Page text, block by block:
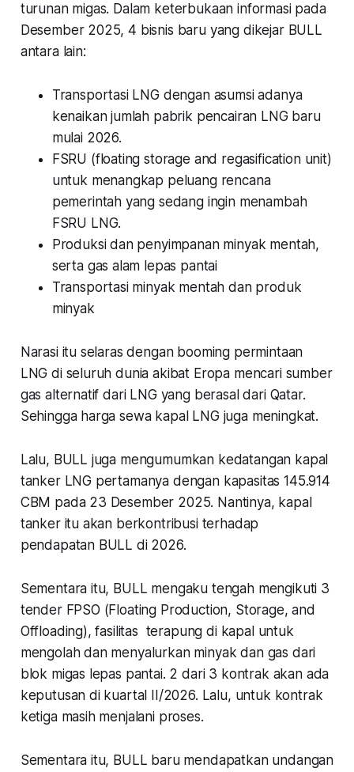
turunan migas. Dalam keterbukaan informasi pada
Desember 2025, 4 bisnis baru yang dikejar BULL
antara lain:
Transportasi LNG dengan asumsi adanya
kenaikan jumlah pabrik pencairan LNG baru
mulai 2026.
FSRU (floating storage and regasification unit)
untuk menangkap peluang rencana
pemerintah yang sedang ingin menambah
FSRU LNG.
Produksi dan penyimpanan minyak mentah,
serta gas alam lepas pantai
Transportasi minyak mentah dan produk
minyak
Narasi itu selaras dengan booming permintaan
LNG di seluruh dunia akibat Eropa mencari sumber
gas alternatif dari LNG yang berasal dari Qatar.
Sehingga harga sewa kapal LNG juga meningkat.
Lalu, BULL juga mengumumkan kedatangan kapal
tanker LNG pertamanya dengan kapasitas 145.914
CBM pada 23 Desember 2025. Nantinya, kapal
tanker itu akan berkontribusi terhadap
pendapatan BULL di 2026.
Sementara itu, BULL mengaku tengah mengikuti 3
tender FPSO (Floating Production, Storage, and
Offloading), fasilitas terapung di kapal untuk
mengolah dan menyalurkan minyak dan gas dari
blok migas lepas pantai. 2 dari 3 kontrak akan ada
keputusan di kuartal II/2026. Lalu, untuk kontrak
ketiga masih menjalani proses.
Sementara itu, BULL baru mendapatkan undangan